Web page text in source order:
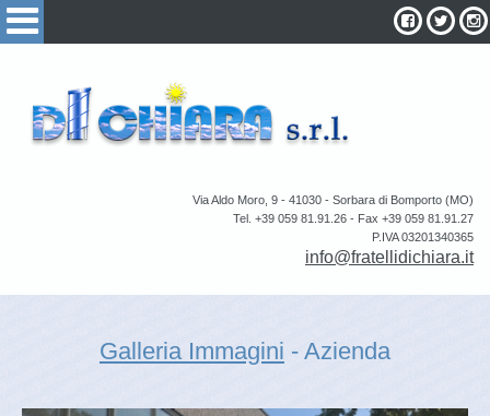
Via Aldo Moro, 9 - 41030 - Sorbara di Bomporto (MO)
Tel. +39 059 81.91.26 - Fax +39 059 81.91.27
P.IVA 03201340365
info@fratellidichiara.it
Galleria Immagini - Azienda